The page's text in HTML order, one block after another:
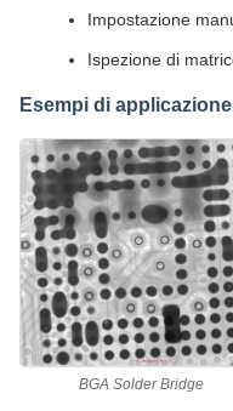
Impostazione
Ispezione di
Esempi di applicazione
BGA Solder Bridge